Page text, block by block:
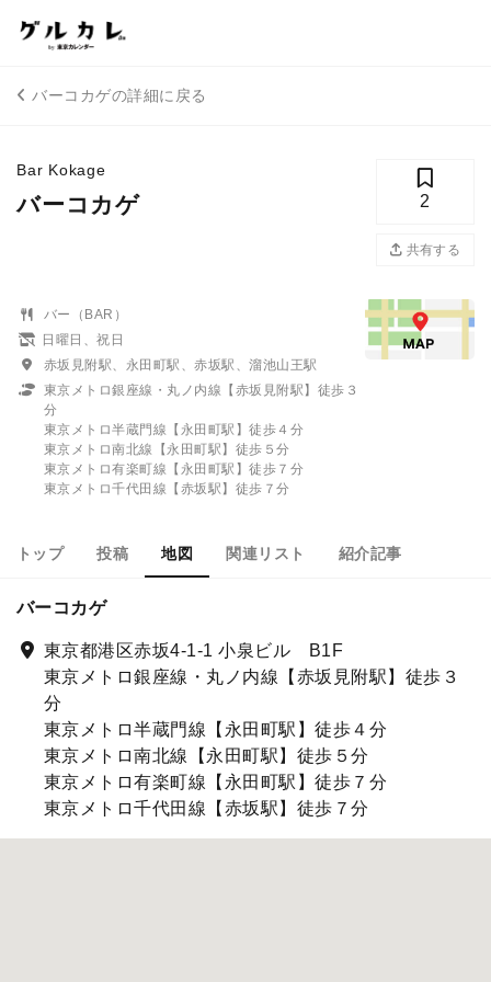
バーコカゲの詳細に戻る
Bar Kokage
バーコカゲ 2
共有する
バー（BAR）
日曜日、祝日
赤坂見附駅、永田町駅、赤坂駅、溜池山王駅
東京メトロ銀座線・丸ノ内線【赤坂見附駅】徒歩３
分
東京メトロ半蔵門線【永田町駅】徒歩４分
東京メトロ南北線【永田町駅】徒歩５分
東京メトロ有楽町線【永田町駅】徒歩７分
東京メトロ千代田線【赤坂駅】徒歩７分
トップ 投稿 地図 関連リスト 紹介記事
バーコカゲ
東京都港区赤坂4-1-1 小泉ビル B1F
東京メトロ銀座線・丸ノ内線【赤坂見附駅】徒歩３
分
東京メトロ半蔵門線【永田町駅】徒歩４分
東京メトロ南北線【永田町駅】徒歩５分
東京メトロ有楽町線【永田町駅】徒歩７分
東京メトロ千代田線【赤坂駅】徒歩７分